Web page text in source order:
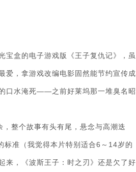
宝盒的电子游戏版《王子复仇记》，虽
爱，拿游戏改编电影固然能节约宣传成
口水淹死——之前好莱坞那一堆臭名昭
整个故事有头有尾，悬念与高潮迭
标准（我觉得本片特别适合6～14岁的
来，《波斯王子：时之刃》还是欠了好